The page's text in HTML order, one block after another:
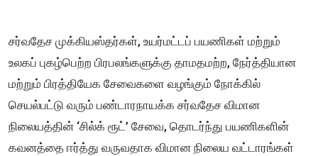
சர்வதேச முக்கியஸ்தர்கள், உயர்மட்டப் பயணிகள் மற்றும்
உலகப் புகழ்பெற்ற பிரபலங்களுக்கு தாமதமற்ற, நேர்த்தியான
மற்றும் பிரத்தியேக சேவைகளை வழங்கும் நோக்கில்
செயல்பட்டு வரும் பண்டாரநாயக்க சர்வதேச விமான
நிலையத்தின் ‘சில்க் ரூட்’ சேவை, தொடர்ந்து பயணிகளின்
கவனத்தை ஈர்த்து வருவதாக விமான நிலைய வட்டாரங்கள்